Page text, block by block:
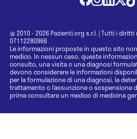
@ 2010 - 2026 Pazienti.org s.r.l. | Tutti i diritti
07112280966
Le informazioni proposte in questo sito
medico. In nessun caso, queste
consulto, una visita o una diagnosi
devono considerare le informazioni
per la formulazione di una diagnosi, la
trattamento o l’assunzione o sospensione
prima consultare un medico di medicina